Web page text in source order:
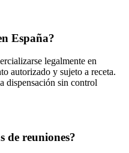
España?
legalmente en
autorizado y sujeto a receta.
dispensación sin control
de reuniones?